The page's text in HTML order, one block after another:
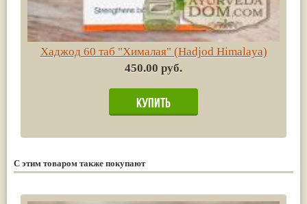
Хаджод 60 таб "Хималая" (Hadjod Himalaya)
450.00 руб.
С этим товаром также покупают